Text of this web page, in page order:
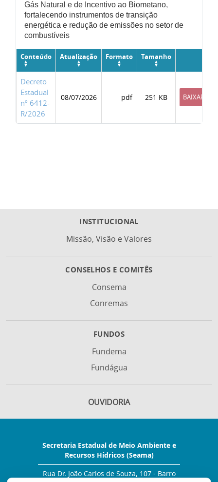
Gás Natural e de Incentivo ao Biometano,
fortalecendo instrumentos de transição
energética e redução de emissões no setor de
combustíveis
Conteúdo Atualização Formato Tamanho
Decreto
Estadual
nº 6412-
R/2026
08/07/2026 pdf 251 KB BAIXAR
INSTITUCIONAL
Missão, Visão e Valores
CONSELHOS E COMITÊS
Consema
Conremas
FUNDOS
Fundema
Fundágua
OUVIDORIA
Secretaria Estadual de Meio Ambiente e
Recursos Hídricos (Seama)
Rua Dr. João Carlos de Souza, 107 - Barro